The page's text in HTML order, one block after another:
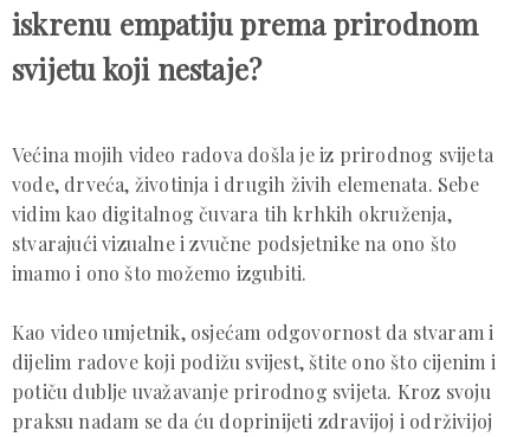
iskrenu empatiju prema prirodnom
svijetu koji nestaje?
Većina mojih video radova došla je iz prirodnog svijeta
vode, drveća, životinja i drugih živih elemenata. Sebe
vidim kao digitalnog čuvara tih krhkih okruženja,
stvarajući vizualne i zvučne podsjetnike na ono što
imamo i ono što možemo izgubiti.
Kao video umjetnik, osjećam odgovornost da stvaram i
dijelim radove koji podižu svijest, štite ono što cijenim i
potiču dublje uvažavanje prirodnog svijeta. Kroz svoju
praksu nadam se da ću doprinijeti zdravijoj i održivijoj